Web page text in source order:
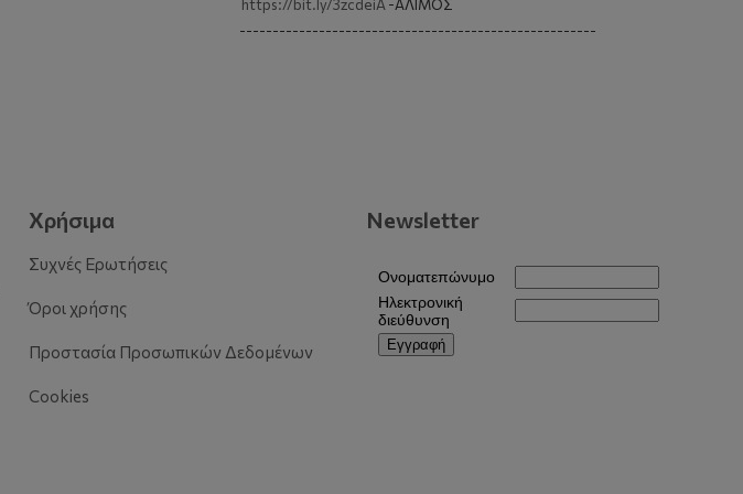
https://bit.ly/3zcdeiA -AΛIMOΣ
------------------------------------------------------
Χρήσιμα
Συχνές Ερωτήσεις
Όροι χρήσης
Προστασία Προσωπικών Δεδομένων
Cookies
Newsletter